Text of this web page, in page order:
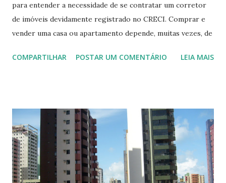
para entender a necessidade de se contratar um corretor
de imóveis devidamente registrado no CRECI. Comprar e
vender uma casa ou apartamento depende, muitas vezes, de
de contratá-lo. O número de queixas contra falsos
Pouco tempo depois teve uma surpresa nada agradável. O
corretor de imóveis assinou o contrato como se fosse o
dono da casa e embolsou o sinal, R$ 25 mil. Só depois, a
aposentada descobriu que o homem que se ofereceu pra
intermediar a venda era um golpista. Para exercer a função,
COMPARTILHAR POSTAR UM COMENTÁRIO LEIA MAIS